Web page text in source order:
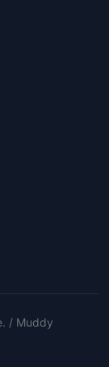
/ Muddy